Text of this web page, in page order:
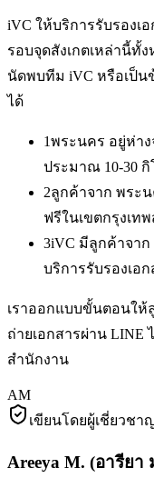
iVC ให้บริการรับรองเ
รอบจุดสังเกตเหล่านี้ทั้
นัดพบทีม iVC หรือเป็นข้
ได้
1พระนคร อยู่ห่าง
ประมาณ 10-30 กิ
2ลูกค้าจาก พระ
ฟรีในเขตกรุงเท
3iVC มีลูกค้าจาก
บริการรับรองเอ
เราออกแบบขั้นตอนให้
ถ่ายเอกสารผ่าน LINE
สำนักงาน
AM
เขียนโดยผู้เชี่ยวชา
Areeya M. (อารียา